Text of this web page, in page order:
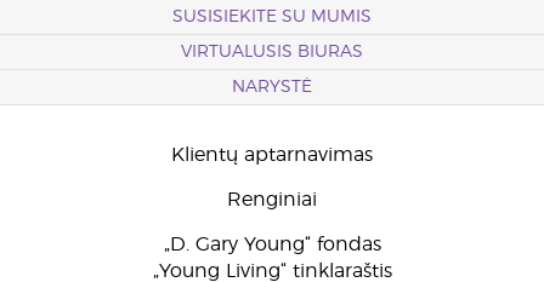
SUSISIEKITE SU MUMIS
VIRTUALUSIS BIURAS
NARYSTĖ
Klientų aptarnavimas
Renginiai
„D. Gary Young“ fondas
„Young Living“ tinklaraštis